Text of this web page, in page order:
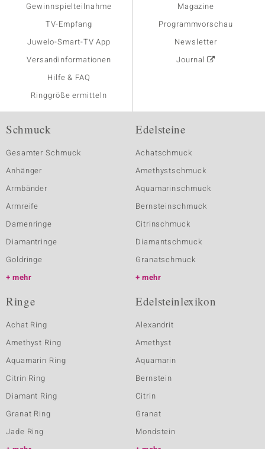
Gewinnspielteilnahme
TV-Empfang
Juwelo-Smart-TV App
Versandinformationen
Hilfe & FAQ
Ringgröße ermitteln
Magazine
Programmvorschau
Newsletter
Journal
Schmuck
Gesamter Schmuck
Anhänger
Armbänder
Armreife
Damenringe
Diamantringe
Goldringe
mehr
Edelsteine
Achatschmuck
Amethystschmuck
Aquamarinschmuck
Bernsteinschmuck
Citrinschmuck
Diamantschmuck
Granatschmuck
mehr
Ringe
Achat Ring
Amethyst Ring
Aquamarin Ring
Citrin Ring
Diamant Ring
Granat Ring
Jade Ring
Edelsteinlexikon
Alexandrit
Amethyst
Aquamarin
Bernstein
Citrin
Granat
Mondstein